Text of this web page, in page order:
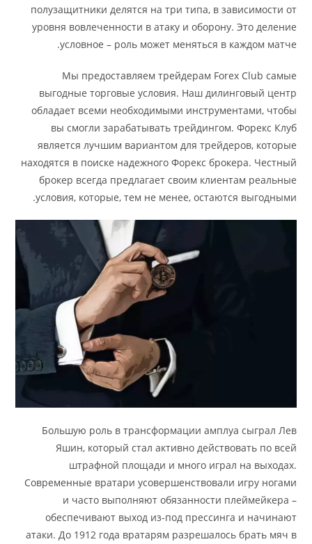
полузащитники делятся на три типа, в зависимости от
уровня вовлеченности в атаку и оборону. Это деление
условное – роль может меняться в каждом матче.
Мы предоставляем трейдерам Forex Club самые
выгодные торговые условия. Наш дилинговый центр
обладает всеми необходимыми инструментами, чтобы
вы смогли зарабатывать трейдингом. Форекс Клуб
является лучшим вариантом для трейдеров, которые
находятся в поиске надежного Форекс брокера. Честный
брокер всегда предлагает своим клиентам реальные
условия, которые, тем не менее, остаются выгодными.
Большую роль в трансформации амплуа сыграл Лев
Яшин, который стал активно действовать по всей
штрафной площади и много играл на выходах.
Современные вратари усовершенствовали игру ногами
и часто выполняют обязанности плеймейкера –
обеспечивают выход из-под прессинга и начинают
атаки. До 1912 года вратарям разрешалось брать мяч в